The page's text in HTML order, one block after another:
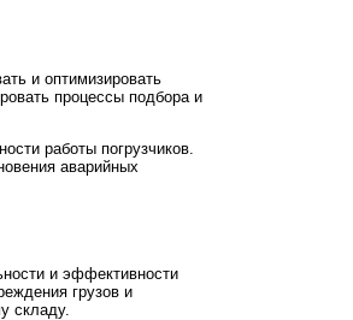
и оптимизировать
процессы подбора и
работы погрузчиков.
аварийных
и эффективности
грузов и
складу.